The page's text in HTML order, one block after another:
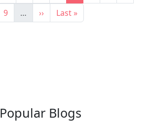
Page
9 … Next page
›› Last page
Last »
Popular Blogs